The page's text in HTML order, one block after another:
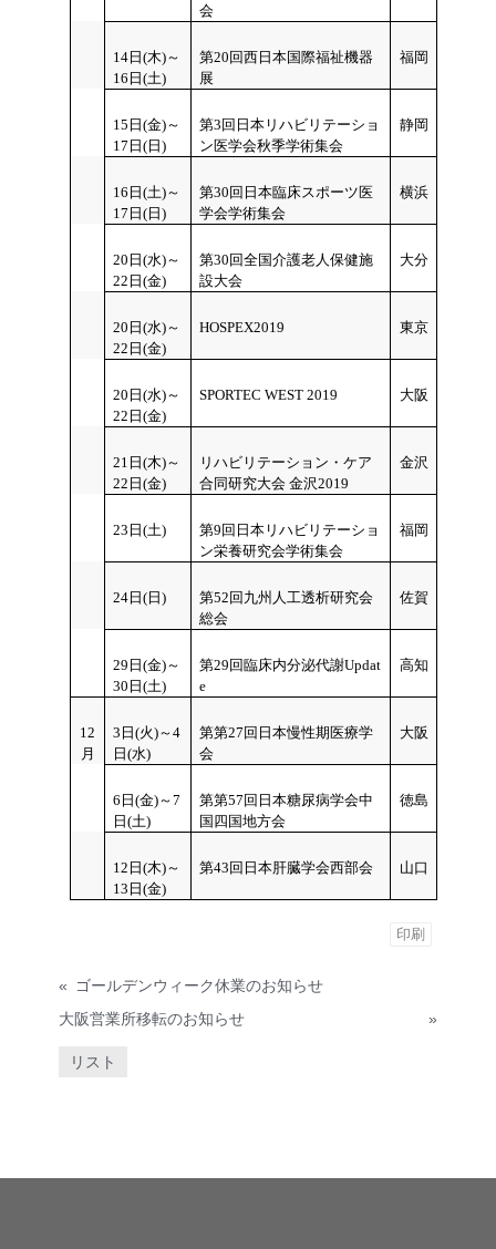
会
14日(木)～
16日(土)
第20回西日本国際福祉機器
展
福岡
15日(金)～
17日(日)
第3回日本リハビリテーショ
ン医学会秋季学術集会
静岡
16日(土)～
17日(日)
第30回日本臨床スポーツ医
学会学術集会
横浜
20日(水)～
22日(金)
第30回全国介護老人保健施
設大会
大分
20日(水)～
22日(金)
HOSPEX2019 東京
20日(水)～
22日(金)
SPORTEC WEST 2019 大阪
21日(木)～
22日(金)
リハビリテーション・ケア
合同研究大会 金沢2019
金沢
23日(土)
第9回日本リハビリテーショ
ン栄養研究会学術集会
福岡
24日(日)
第52回九州人工透析研究会
総会
佐賀
29日(金)～
30日(土)
第29回臨床内分泌代謝Updat
e
高知
12
月
3日(火)～4
日(水)
第第27回日本慢性期医療学
会
大阪
6日(金)～7
日(土)
第第57回日本糖尿病学会中
国四国地方会
徳島
12日(木)～
13日(金)
第43回日本肝臓学会西部会 山口
印刷
«
ゴールデンウィーク休業のお知らせ
大阪営業所移転のお知らせ
»
リスト